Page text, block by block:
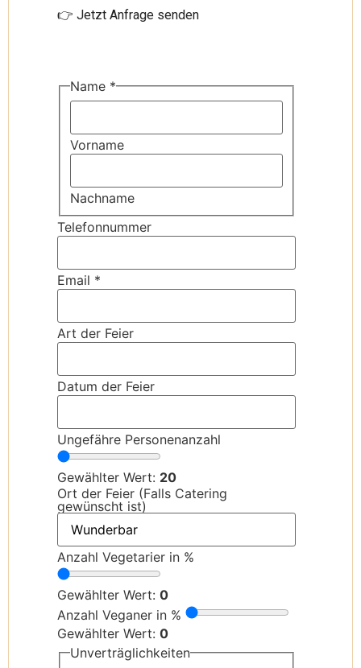
👉 Jetzt Anfrage senden
Name *
Vorname
Nachname
Telefonnummer
Email *
Art der Feier
Datum der Feier
Ungefähre Personenanzahl
Gewählter Wert: 20
Email
Unverträglichkeiten
Feier
Ort der Feier (Falls Catering
gewünscht ist)
Anzahl Vegetarier in %
Gewählter Wert: 0
Anzahl Veganer in %
Gewählter Wert: 0
Unverträglichkeiten